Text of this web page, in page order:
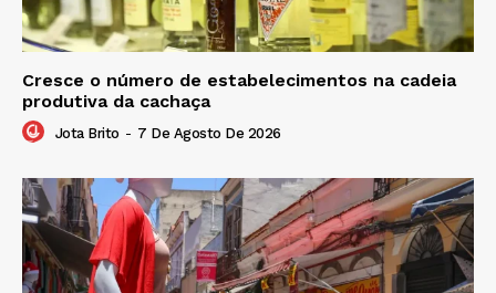
Cresce o número de estabelecimentos na cadeia
produtiva da cachaça
Jota Brito - 7 De Agosto De 2026